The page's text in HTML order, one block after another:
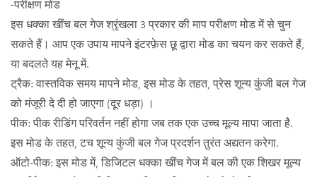
-परीक्षण मोड
इस धक्का खींच बल गेज श्रृंखला 3 प्रकार की माप परीक्षण मोड में से चुन
सकते हैं। आप एक उपाय मापने इंटरफ़ेस छू द्वारा मोड का चयन कर सकते हैं,
या बदलते यह मेनू में.
ट्रैक: वास्तविक समय मापने मोड, इस मोड के तहत, प्रेस शून्य कुंजी बल गेज
को मंजूरी दे दी हो जाएगा (दूर धड़ा) ।
पीक: पीक रीडिंग परिवर्तन नहीं होगा जब तक एक उच्च मूल्य मापा जाता है.
इस मोड के तहत, टच शून्य कुंजी बल गेज प्रदर्शन तुरंत अद्यतन करेगा.
ऑटो-पीक: इस मोड में, डिजिटल धक्का खींच गेज में बल की एक शिखर मूल्य